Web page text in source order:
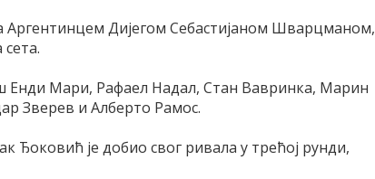
Дијегом Себастијаном Шварцманом,
Енди Мари, Рафаел Надал, Стан Вавринка, Марин
Зверев и Алберто Рамос.
Ђоковић је добио свог ривала у трећој рунди,